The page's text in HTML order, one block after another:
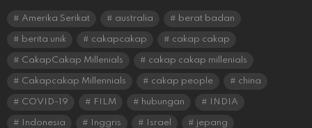
Amerika Serikat australia berat badan
berita unik cakapcakap cakap cakap
CakapCakap Millenials cakap cakap millenials
Cakapcakap Millennials cakap people china
COVID-19 FILM hubungan INDIA
Indonesia Inggris Israel jepang